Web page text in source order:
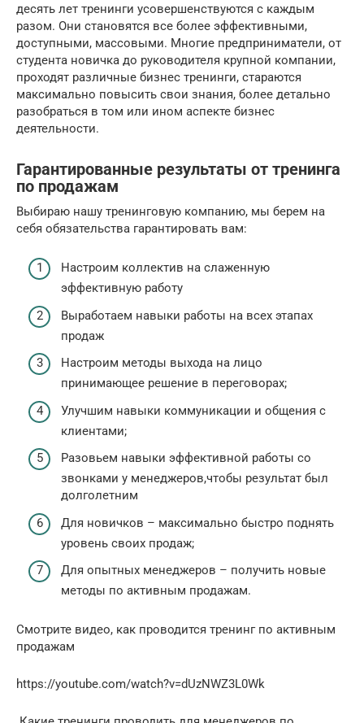
десять лет тренинги усовершенствуются с каждым
разом. Они становятся все более эффективными,
доступными, массовыми. Многие предприниматели, от
студента новичка до руководителя крупной компании,
проходят различные бизнес тренинги, стараются
максимально повысить свои знания, более детально
разобраться в том или ином аспекте бизнес
деятельности.
Гарантированные результаты от тренинга
по продажам
Выбираю нашу тренинговую компанию, мы берем на
себя обязательства гарантировать вам:
Настроим коллектив на слаженную
эффективную работу
Выработаем навыки работы на всех этапах
продаж
Настроим методы выхода на лицо
принимающее решение в переговорах;
Улучшим навыки коммуникации и общения с
клиентами;
Разовьем навыки эффективной работы со
звонками у менеджеров,чтобы результат был
долголетним
Для новичков – максимально быстро поднять
уровень своих продаж;
Для опытных менеджеров – получить новые
методы по активным продажам.
Смотрите видео, как проводится тренинг по активным
продажам
https://youtube.com/watch?v=dUzNWZ3L0Wk